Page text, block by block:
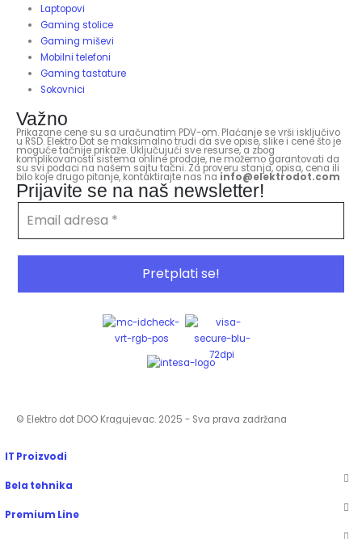
Laptopovi
Gaming stolice
Gaming miševi
Mobilni telefoni
Gaming tastature
Sokovnici
Važno
Prikazane cene su sa uračunatim PDV-om. Plaćanje se vrši isključivo
u RSD. Elektro Dot se maksimalno trudi da sve opise, slike i cene što je
moguće tačnije prikaže. Uključujući sve resurse, a zbog
komplikovanosti sistema online prodaje, ne možemo garantovati da
su svi podaci na našem sajtu tačni. Za proveru stanja, opisa, cena ili
bilo koje drugo pitanje, kontaktirajte nas na info@elektrodot.com
Prijavite se na naš newsletter!
© Elektro dot DOO Kragujevac. 2025 - Sva prava zadržana
IT Proizvodi
Bela tehnika
Premium Line